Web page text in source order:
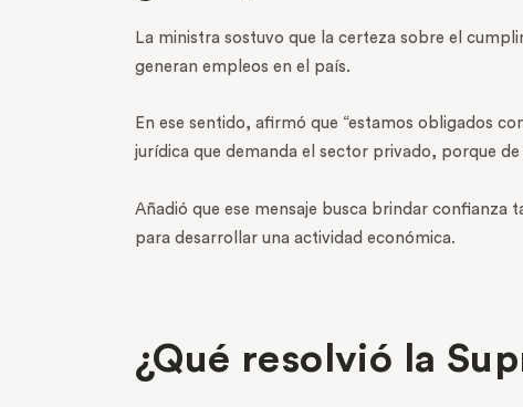
La ministra sostuvo que la certeza sobre el
generan empleos en el país.
En ese sentido, afirmó que “estamos obligados
jurídica que demanda el sector privado, porque
Añadió que ese mensaje busca brindar confianza
para desarrollar una actividad económica.
¿Qué resolvió la